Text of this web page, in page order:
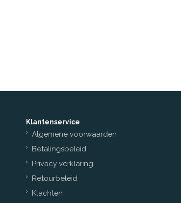
Klantenservice
Algemene voorwaarden
Betalingsbeleid
Privacy verklaring
Retourbeleid
Klachten